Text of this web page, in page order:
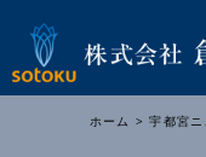
ホーム >宇都宮ニ